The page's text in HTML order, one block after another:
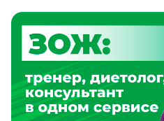
eSIM
Кызматтар